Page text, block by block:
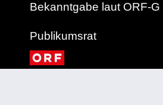
Bekanntgabe laut ORF-G
Publikumsrat